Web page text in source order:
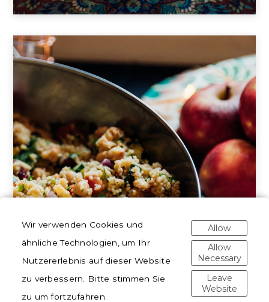
Wir verwenden Cookies und
ähnliche Technologien, um Ihr
Nutzererlebnis auf dieser Website
zu verbessern. Bitte stimmen Sie
zu um fortzufahren.
Allow
Allow
Necessary
Leave
Website